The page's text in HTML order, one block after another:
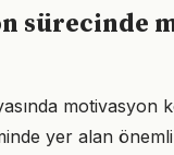
sürecinde
motivasyon
yer alan